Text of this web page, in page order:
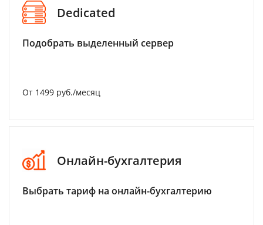
Dedicated
Подобрать выделенный сервер
От 1499 руб./месяц
Онлайн-бухгалтерия
Выбрать тариф на онлайн-бухгалтерию